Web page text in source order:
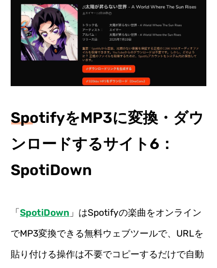
SpotifyをMP3に変換・ダウ
ンロードするサイト6：
SpotiDown
「SpotiDown 」はSpotifyの楽曲をオンライン
でMP3変換できる無料ウェブツールで、URLを
貼り付ける操作は不要でコピーするだけで自動